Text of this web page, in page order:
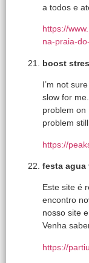
a todos e
https://
na-praia-
boost
I’m not
slow for
problem on
problem still
https://
festa agua
Este site é
encontro
nosso site
Venha
https://